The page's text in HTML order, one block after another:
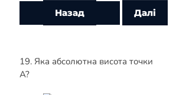
19. Яка абсолютна висота точки
А?